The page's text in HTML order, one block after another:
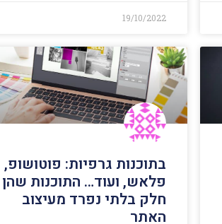
19/10/2022
בתוכנות גרפיות: פוטושופ,
פלאש, ועוד… התוכנות שהן
חלק בלתי נפרד מעיצוב
האתר